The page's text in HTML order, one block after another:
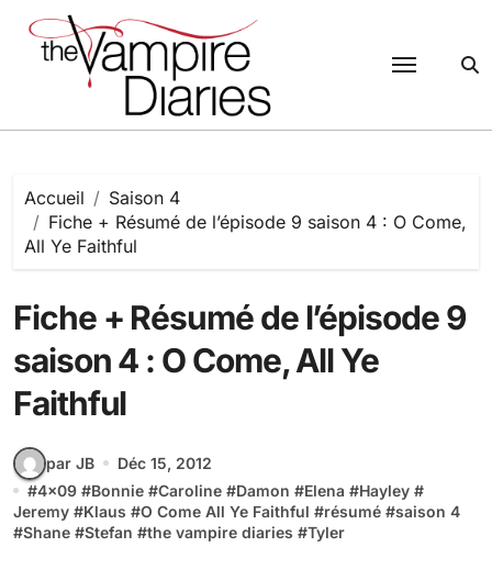
contenu
Accueil
Saison 4
Fiche + Résumé de l’épisode 9 saison 4 : O Come,
All Ye Faithful
Fiche + Résumé de l’épisode 9
saison 4 : O Come, All Ye
Faithful
par JB
Déc 15, 2012
#4x09 #Bonnie #Caroline #Damon #Elena #Hayley #
Jeremy #Klaus #O Come All Ye Faithful #résumé #saison 4
#Shane #Stefan #the vampire diaries #Tyler